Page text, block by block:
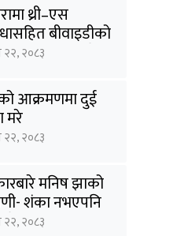
थ्री–एस
बीवाइडीको
सर्भिस सेन्टर
२२, २०८३
आक्रमणमा दुई
मरे
२२, २०८३
मनिष झाको
शंका नभएपनि
अब कालो चस्मा
२२, २०८३